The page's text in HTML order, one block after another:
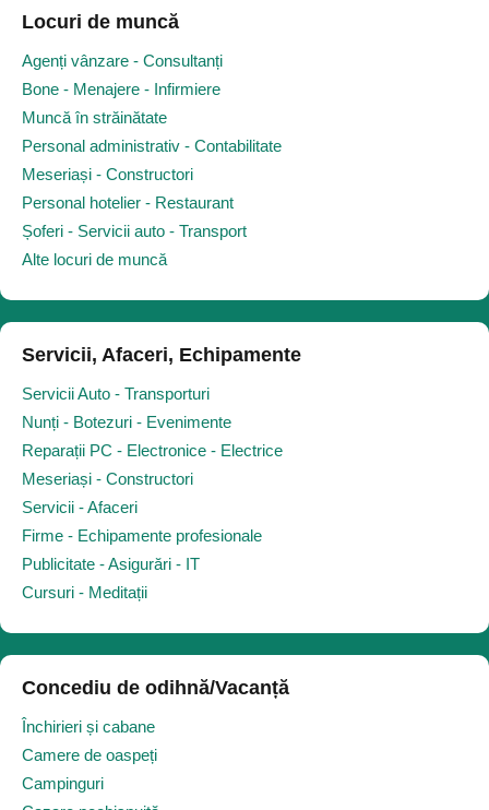
Locuri de muncă
Agenți vânzare - Consultanți
Bone - Menajere - Infirmiere
Muncă în străinătate
Personal administrativ - Contabilitate
Meseriași - Constructori
Personal hotelier - Restaurant
Șoferi - Servicii auto - Transport
Alte locuri de muncă
Servicii, Afaceri, Echipamente
Servicii Auto - Transporturi
Nunți - Botezuri - Evenimente
Reparații PC - Electronice - Electrice
Meseriași - Constructori
Servicii - Afaceri
Firme - Echipamente profesionale
Publicitate - Asigurări - IT
Cursuri - Meditații
Concediu de odihnă/Vacanță
Închirieri și cabane
Camere de oaspeți
Campinguri